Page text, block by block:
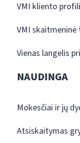
VMI kliento
VMI
Vienas langelis
NAUDINGA
Mokesčiai ir jų
Atsiskaitymas